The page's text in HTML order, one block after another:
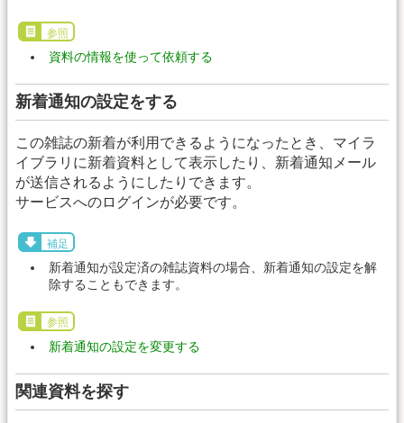
参照
資料の情報を使って依頼する
新着通知の設定をする
この雑誌の新着が利用できるようになったとき、マイラ
イブラリに新着資料として表示したり、新着通知メール
が送信されるようにしたりできます。
サービスへのログインが必要です。
補足
新着通知が設定済の雑誌資料の場合、新着通知の設定を解
除することもできます。
参照
新着通知の設定を変更する
関連資料を探す